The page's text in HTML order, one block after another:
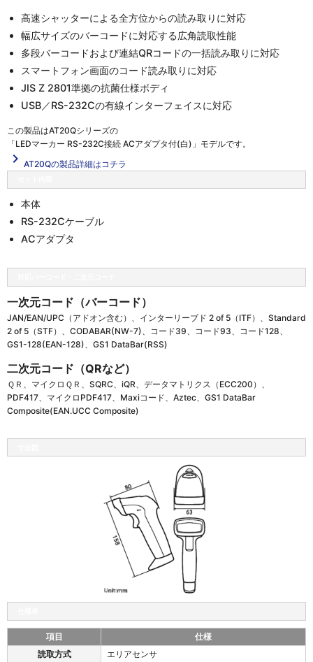
高速シャッターによる全方位からの読み取りに対応
幅広サイズのバーコードに対応する広角読取性能
多段バーコードおよび連結QRコードの一括読み取りに対応
スマートフォン画面のコード読み取りに対応
JIS Z 2801準拠の抗菌仕様ボディ
USB／RS-232Cの有線インターフェイスに対応
この製品はAT20Qシリーズの
「LEDマーカー RS-232C接続 ACアダプタ付(白)」 モデルです。
navigate_next AT20Qの製品詳細はコチラ
本体
RS-232Cケーブル
ACアダプタ
一次元コード（バーコード）
JAN/EAN/UPC（アドオン含む）、インターリーブド 2 of 5（ITF）、Standard
2 of 5（STF）、CODABAR(NW-7)、コード39、コード93、コード128、
GS1-128(EAN-128)、GS1 DataBar(RSS)
二次元コード（QRなど）
ＱＲ、マイクロＱＲ、SQRC、iQR、データマトリクス（ECC200）、
PDF417、マイクロPDF417、Maxiコード、Aztec、GS1 DataBar
Composite(EAN.UCC Composite)
項目
仕様
読取方式
エリアセンサ